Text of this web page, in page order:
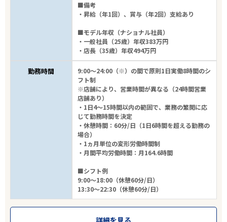
■備考
・昇給（年1回）、賞与（年2回）支給あり
■モデル年収（ナショナル社員）
・一般社員（25歳）年収383万円
・店長（35歳）年収494万円
勤務時間
9:00～24:00（※）の間で原則1日実働8時間のシ
フト制
※店舗により、営業時間が異なる（24時間営業
店舗あり）
・1日4～15時間以内の範囲で、業務の繁閑に応
じて勤務時間を決定
・休憩時間：60分/日（1日6時間を超える勤務の
場合）
・1ヵ月単位の変形労働時間制
・月間平均労働時間：月164.6時間
■シフト例
9:00～18:00（休憩60分/日）
13:30～22:30（休憩60分/日）
詳細を見る